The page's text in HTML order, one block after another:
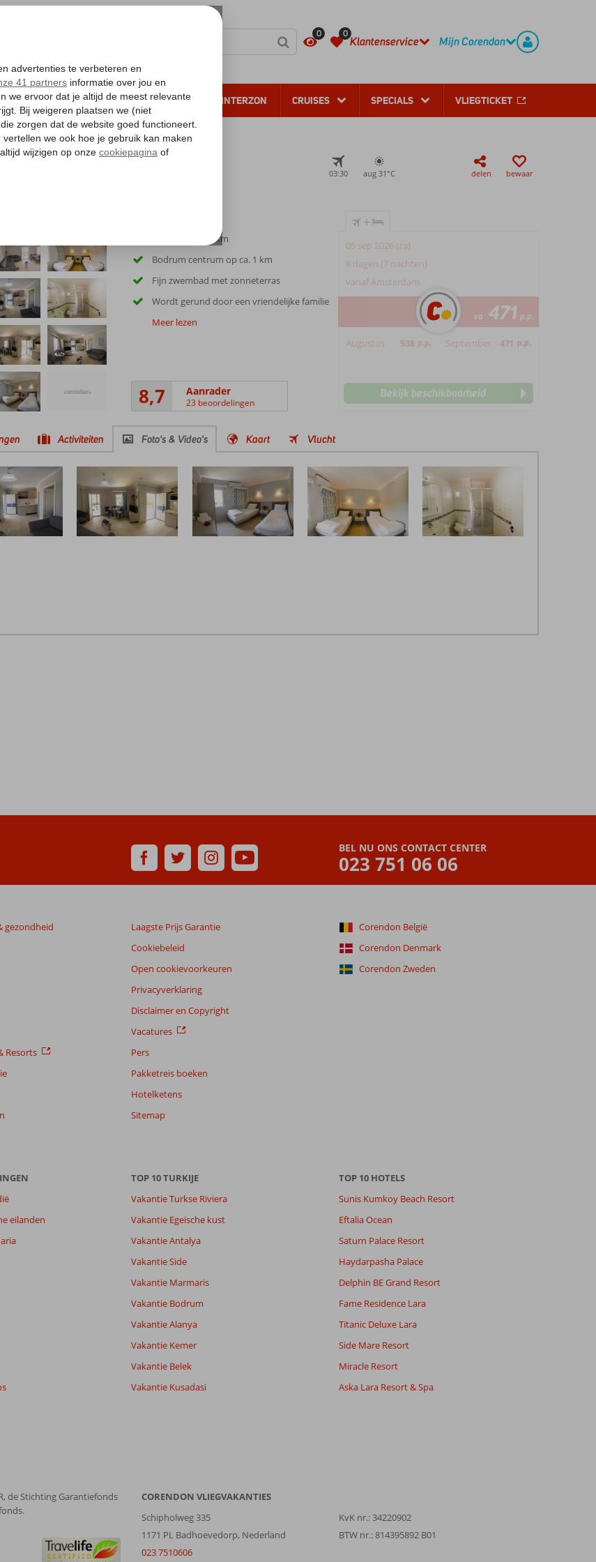
0 0
Klantenservice Mijn Corendon
VERRE REIZEN ALL INCLUSIVE WINTERZON CRUISES SPECIALS VLIEGTICKET
03:30 aug 31°C delen bewaar
Strand op ca. 1 km
Bodrum centrum op ca. 1 km
Fijn zwembad met zonneterras
Wordt gerund door een vriendelijke familie
Meer lezen
8,7 Aanrader
23 beoordelingen
+
05 sep 2026 (za)
8 dagen (7 nachten)
vanaf Amsterdam
va 471 p.p.
Augustus 538 p.p. September 471 p.p.
Bekijk beschikbaarheid
Activiteiten Foto's & Video's Kaart Vlucht
Sorteren op
datum (nieuw > oud)
BEL NU ONS CONTACT CENTER
023 751 06 06
gezondheid
Resorts
Laagste Prijs Garantie
Cookiebeleid
Open cookievoorkeuren
Privacyverklaring
Disclaimer en Copyright
Vacatures
Pers
Pakketreis boeken
Hotelketens
Sitemap
Corendon België
Corendon Denmark
Corendon Zweden
eilanden
TOP 10 TURKIJE
Vakantie Turkse Riviera
Vakantie Egeische kust
Vakantie Antalya
Vakantie Side
Vakantie Marmaris
Vakantie Bodrum
Vakantie Alanya
Vakantie Kemer
Vakantie Belek
Vakantie Kusadasi
TOP 10 HOTELS
Sunis Kumkoy Beach Resort
Eftalia Ocean
Saturn Palace Resort
Haydarpasha Palace
Delphin BE Grand Resort
Fame Residence Lara
Titanic Deluxe Lara
Side Mare Resort
Miracle Resort
Aska Lara Resort & Spa
de Stichting Garantiefonds
CORENDON VLIEGVAKANTIES
Schipholweg 335
1171 PL Badhoevedorp, Nederland
023 7510606
KvK nr.: 34220902
BTW nr.: 814395892 B01